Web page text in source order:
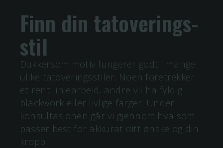
Finn din tatoverings-
stil
Dukkersom motiv fungerer godt i mange
ulike tatoveringsstiler. Noen foretrekker
et rent linjearbeid, andre vil ha fyldig
blackwork eller livlige farger. Under
konsultasjonen går vi gjennom hva som
passer best for akkurat ditt ønske og din
kropp.